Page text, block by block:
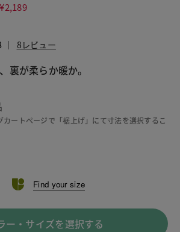
¥2,189
8レビュー
裏が柔らか暖か。
カートページで「裾上げ」にて寸法を選択するこ
Find your size
ー・サイズを選択する